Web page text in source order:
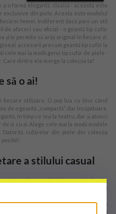
o formă elegantă, clasică - aceasta este
exclusive din piele. Acesta este modelul
femei. Indiferent dacă porți un stil
de afaceri sau oficial - o geantă tip cufăr
și îți permite să arăți original în fiecare zi.
accesorii precum geantă tip cufăr la
cele mai la modă genți tip cufăr de piele -
Care dintre ele merge la colecția ta?
să o ai!
fiecare stilizare. O poți lua cu tine când
de o geantă „compactă”, dar încăpătoare.
în timp ce ieși la teatru, dar și atunci
zi cu zi. Alege cele mai la modă modele
Datorită cufărelor din piele din colecția
posibil!
a stilului casual
care, datorită capacității sale,
mână, cufăre de damă și alte accesorii și
garderoba ta cu un singur clic. Gențile-
combină eleganța și funcționalitatea. În
și se încadrează perfect în codul